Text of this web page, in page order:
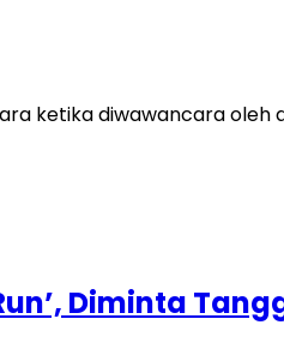
ketika diwawancara
Diminta